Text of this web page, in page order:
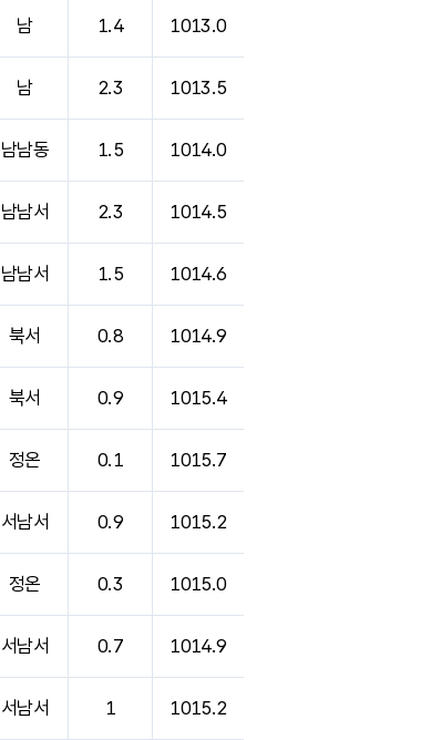
남 1.4 1013.0
남 2.3 1013.5
남남동 1.5 1014.0
남남서 2.3 1014.5
남남서 1.5 1014.6
북서 0.8 1014.9
북서 0.9 1015.4
정온 0.1 1015.7
서남서 0.9 1015.2
정온 0.3 1015.0
서남서 0.7 1014.9
서남서 1 1015.2